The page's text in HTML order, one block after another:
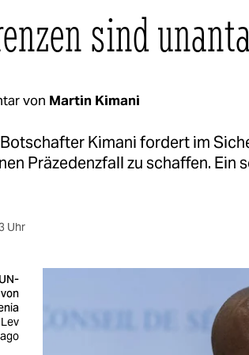
sind
von Martin Kimani
Kimani fordert im
Präzedenzfall zu schaffen. Ein
Uhr